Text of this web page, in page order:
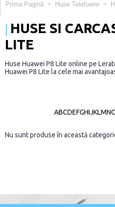
Prima Pagină Huse Telefoane
HUSE SI
LITE
Huse Huawei P8 Lite online pe
Huawei P8 Lite la cele mai
ABCDEFGHIJKLMN
Nu sunt produse în această